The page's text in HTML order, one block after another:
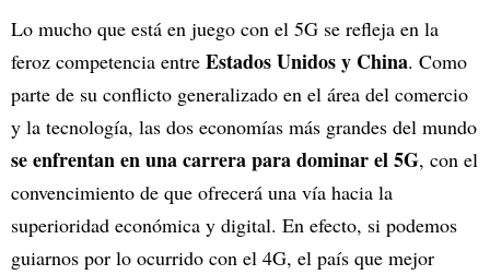
Lo mucho que está en juego con el 5G se refleja en la
feroz competencia entre Estados Unidos y China. Como
parte de su conflicto generalizado en el área del comercio
y la tecnología, las dos economías más grandes del mundo
se enfrentan en una carrera para dominar el 5G, con el
convencimiento de que ofrecerá una vía hacia la
superioridad económica y digital. En efecto, si podemos
guiarnos por lo ocurrido con el 4G, el país que mejor